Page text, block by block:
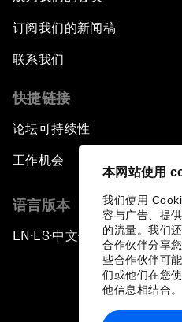
本网站使用
我们使用
容与广告、提
的流量。我们
合作伙伴分享
些合作伙伴可
们或他们在您
他信息相结合。
订阅我们的新闻稿
联系我们
快捷链接
论坛可持续性
工作机会
语言版本
EN ▪ES▪中文▪ 日本語